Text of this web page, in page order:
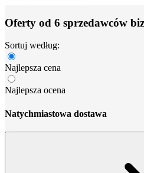
Oferty od 6 sprzedawców
Sortuj według:
Najlepsza cena
Najlepsza ocena
Natychmiastowa dostawa